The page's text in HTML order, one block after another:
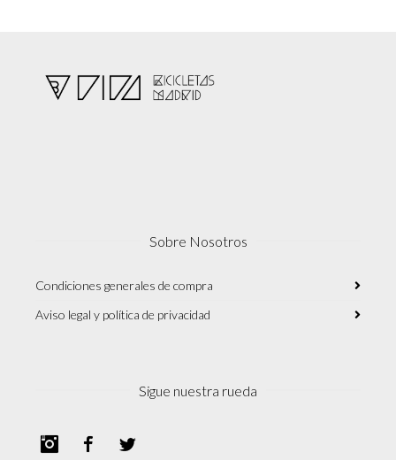
Sobre Nosotros
Condiciones generales de compra
Aviso legal y política de privacidad
Sigue nuestra rueda
InstagramFacebook